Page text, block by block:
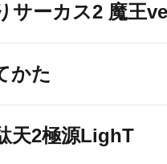
サーカス2 魔王
かた
天2極源LighT